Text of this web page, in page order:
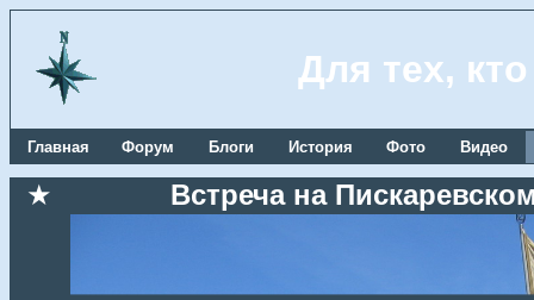
Для тех,
Главная Форум Блоги История Фото Видео
★ Встреча на